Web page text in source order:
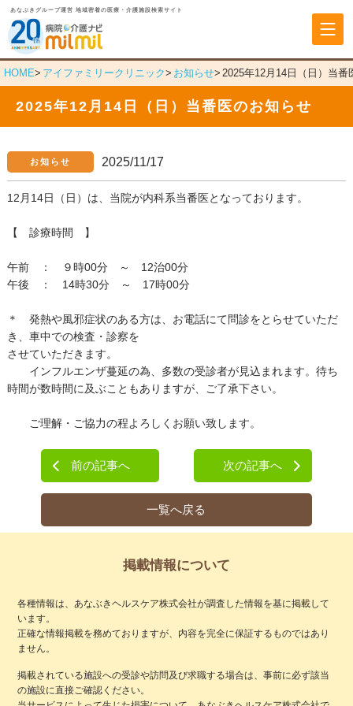
あなぶきグループ運営 地域密着の医療・介護施設検索サイト
HOME アイファミリークリニック お知らせ 2025年12月14日（日）当番
2025年12月14日（日）当番医のお知らせ
お知らせ 2025/11/17
12月14日（日）は、当院が内科系当番医となっております。
【 診療時間 】
午前 ： ９時00分 ～ 12治00分
午後 ： 14時30分 ～ 17時00分
＊ 発熱や風邪症状のある方は、お電話にて問診をとらせていただ
き、車中での検査・診察を
させていただきます。
インフルエンザ蔓延の為、多数の受診者が見込まれます。待ち
時間が数時間に及ぶこともありますが、ご了承下さい。
ご理解・ご協力の程よろしくお願い致します。
前の記事へ
一覧へ戻る
次の記事へ
掲載情報について
各種情報は、あなぶきヘルスケア株式会社が調査した情報を基に掲載して
います。
正確な情報掲載を務めておりますが、内容を完全に保証するものではあり
ません。
掲載されている施設への受診や訪問及び求職する場合は、事前に必ず該当
の施設に直接ご確認ください。